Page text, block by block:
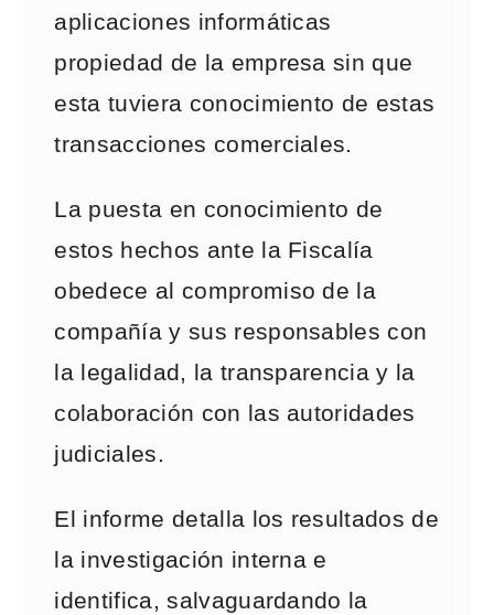
aplicaciones informáticas
propiedad de la empresa sin que
esta tuviera conocimiento de estas
transacciones comerciales.
La puesta en conocimiento de
estos hechos ante la Fiscalía
obedece al compromiso de la
compañía y sus responsables con
la legalidad, la transparencia y la
colaboración con las autoridades
judiciales.
El informe detalla los resultados de
la investigación interna e
identifica, salvaguardando la